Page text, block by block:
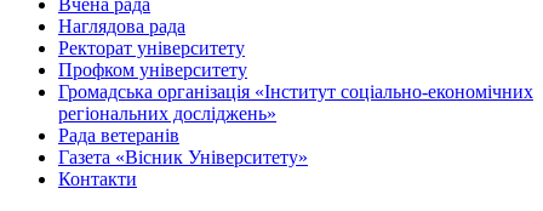
Наглядова рада
Ректорат університету
Профком університету
Громадська організація «Інститут соціально-економічних
регіональних досліджень»
Рада ветеранів
Газета «Вісник Університету»
Контакти